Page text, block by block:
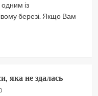
із
березі. Якщо Вам
яка не здалась